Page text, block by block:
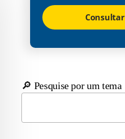
Consultar
🔎 Pesquise por um tema